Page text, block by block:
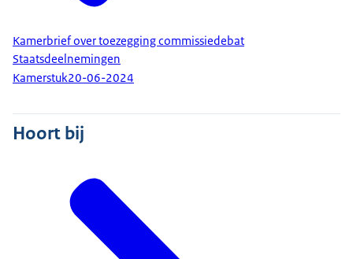
Kamerbrief over toezegging commissiedebat
Staatsdeelnemingen
Kamerstuk20-06-2024
Hoort bij